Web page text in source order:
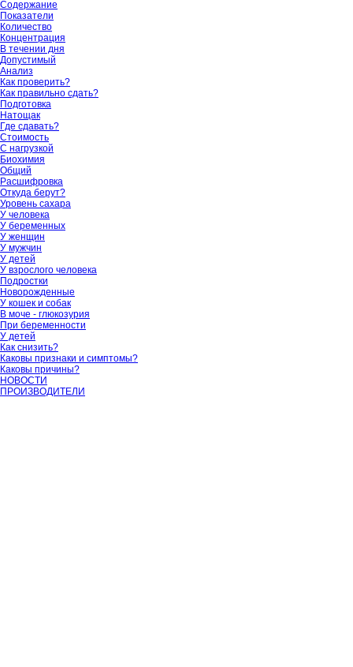
Содержание
Показатели
Количество
Концентрация
В течении дня
Допустимый
Анализ
Как проверить?
Как правильно сдать?
Подготовка
Натощак
Где сдавать?
Стоимость
С нагрузкой
Биохимия
Общий
Расшифровка
Откуда берут?
Уровень сахара
У человека
У беременных
У женщин
У мужчин
У детей
У взрослого человека
Подростки
Новорожденные
У кошек и собак
В моче - глюкозурия
При беременности
У детей
Как снизить?
Каковы признаки и симптомы?
Каковы причины?
НОВОСТИ
ПРОИЗВОДИТЕЛИ